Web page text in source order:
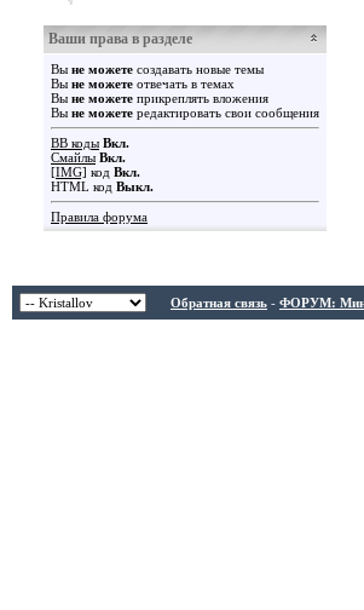
Ваши права в разделе
Вы не можете создавать новые темы
Вы не можете отвечать в темах
Вы не можете прикреплять вложения
Вы не можете редактировать свои сообщения
BB коды Вкл.
Смайлы Вкл.
[IMG] код Вкл.
HTML код Выкл.
Правила форума
Обратная связь - ФОРУМ: